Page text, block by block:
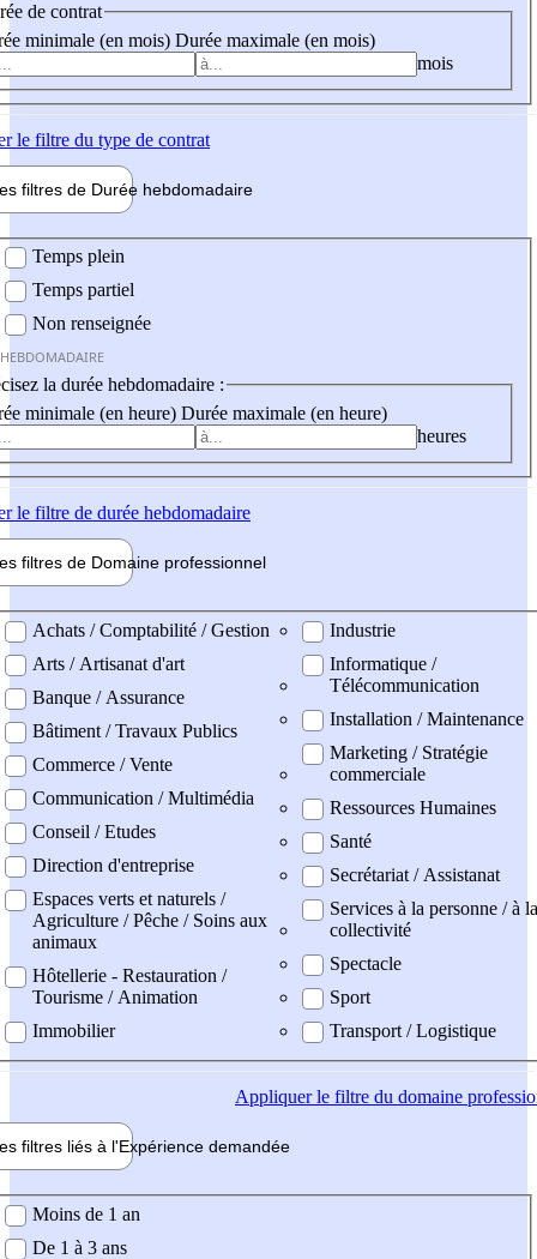
de contrat
minimale (en mois) Durée maximale (en mois)
mois
le filtre du type de contrat
filtres de Durée hebdomadaire
Temps plein
Temps partiel
Non renseignée
la durée hebdomadaire :
minimale (en heure) Durée maximale (en heure)
heures
le filtre de durée hebdomadaire
filtres de Domaine professionnel
professionel
Achats / Comptabilité / Gestion
Arts / Artisanat d'art
Banque / Assurance
Bâtiment / Travaux Publics
Commerce / Vente
Communication / Multimédia
Conseil / Etudes
Direction d'entreprise
Espaces verts et naturels /
Agriculture / Pêche / Soins aux
animaux
Hôtellerie - Restauration /
Tourisme / Animation
Immobilier
Industrie
Informatique /
Télécommunication
Installation / Maintenance
Marketing / Stratégie
commerciale
Ressources Humaines
Santé
Secrétariat / Assistanat
Services à la personne / à la
collectivité
Spectacle
Sport
Transport / Logistique
Appliquerle filtre du domaine
filtres liés à l'Expérience demandée
demandée
Moins de 1 an
De 1 à 3 ans